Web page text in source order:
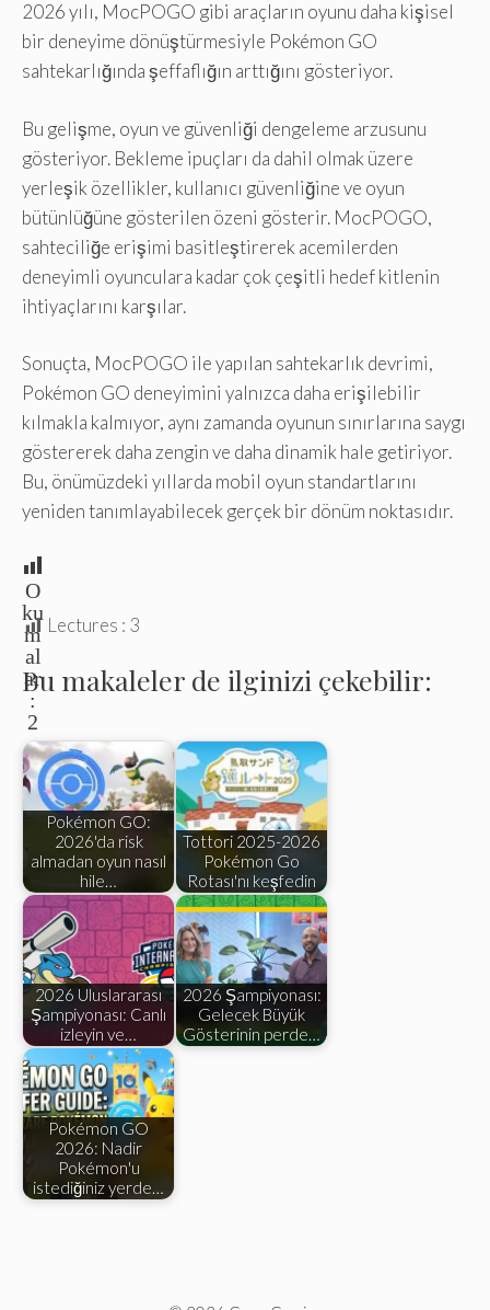
2026 yılı, MocPOGO gibi araçların oyunu daha kişisel
bir deneyime dönüştürmesiyle Pokémon GO
sahtekarlığında şeffaflığın arttığını gösteriyor.
Bu gelişme, oyun ve güvenliği dengeleme arzusunu
gösteriyor. Bekleme ipuçları da dahil olmak üzere
yerleşik özellikler, kullanıcı güvenliğine ve oyun
bütünlüğüne gösterilen özeni gösterir. MocPOGO,
sahteciliğe erişimi basitleştirerek acemilerden
deneyimli oyunculara kadar çok çeşitli hedef kitlenin
ihtiyaçlarını karşılar.
Sonuçta, MocPOGO ile yapılan sahtekarlık devrimi,
Pokémon GO deneyimini yalnızca daha erişilebilir
kılmakla kalmıyor, aynı zamanda oyunun sınırlarına saygı
göstererek daha zengin ve daha dinamik hale getiriyor.
Bu, önümüzdeki yıllarda mobil oyun standartlarını
yeniden tanımlayabilecek gerçek bir dönüm noktasıdır.
O
ku
m
al
ar
:
2
Lectures : 3
Bu makaleler de ilginizi çekebilir:
Pokémon GO:
2026'da risk
almadan oyun nasıl
hile…
Tottori 2025-2026
Pokémon Go
Rotası'nı keşfedin
2026 Uluslararası
Şampiyonası: Canlı
izleyin ve…
2026 Şampiyonası:
Gelecek Büyük
Gösterinin perde…
Pokémon GO
2026: Nadir
Pokémon'u
istediğiniz yerde…